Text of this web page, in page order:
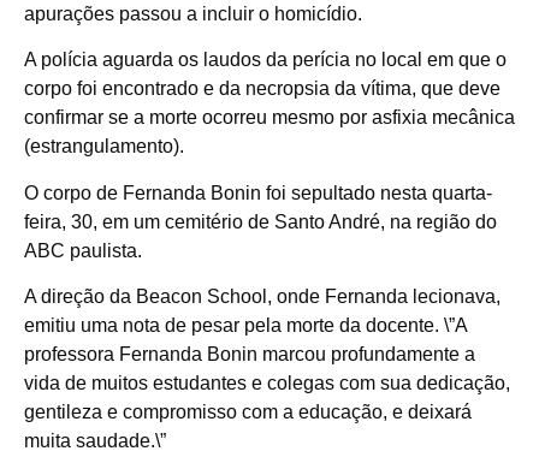
apurações passou a incluir o homicídio.
A polícia aguarda os laudos da perícia no local em que o
corpo foi encontrado e da necropsia da vítima, que deve
confirmar se a morte ocorreu mesmo por asfixia mecânica
(estrangulamento).
O corpo de Fernanda Bonin foi sepultado nesta quarta-
feira, 30, em um cemitério de Santo André, na região do
ABC paulista.
A direção da Beacon School, onde Fernanda lecionava,
emitiu uma nota de pesar pela morte da docente. \”A
professora Fernanda Bonin marcou profundamente a
vida de muitos estudantes e colegas com sua dedicação,
gentileza e compromisso com a educação, e deixará
muita saudade.\”